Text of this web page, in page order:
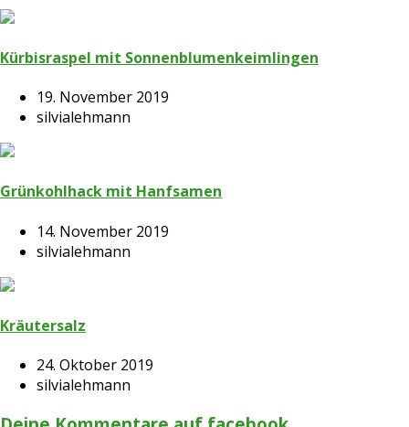
Kürbisraspel mit Sonnenblumenkeimlingen
19. November 2019
silvialehmann
Grünkohlhack mit Hanfsamen
14. November 2019
silvialehmann
Kräutersalz
24. Oktober 2019
silvialehmann